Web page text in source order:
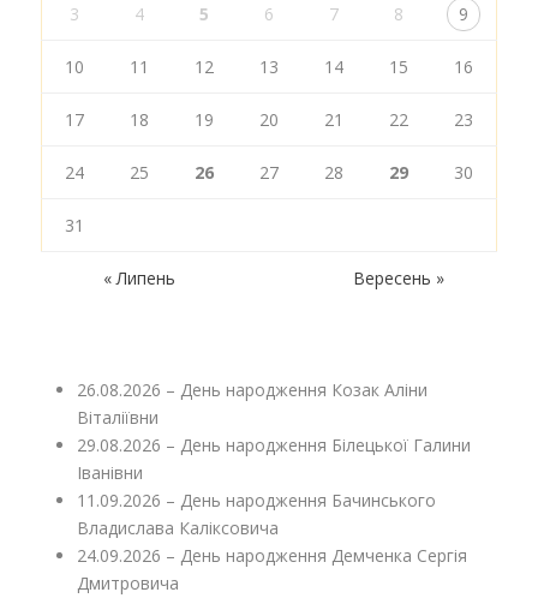
3 4 5 6 7 8 9
10 11 12 13 14 15 16
17 18 19 20 21 22 23
24 25 26 27 28 29 30
31
« Липень Вересень »
26.08.2026 – День народження Козак Аліни
Віталіївни
29.08.2026 – День народження Білецької Галини
Іванівни
11.09.2026 – День народження Бачинського
Владислава Каліксовича
24.09.2026 – День народження Демченка Сергія
Дмитровича